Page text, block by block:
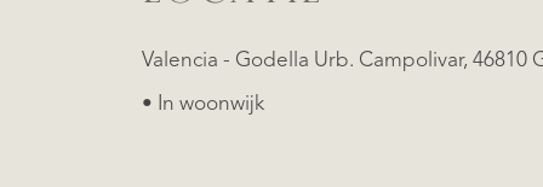
Valencia - Godella Urb. Campolivar, 46810
• In woonwijk